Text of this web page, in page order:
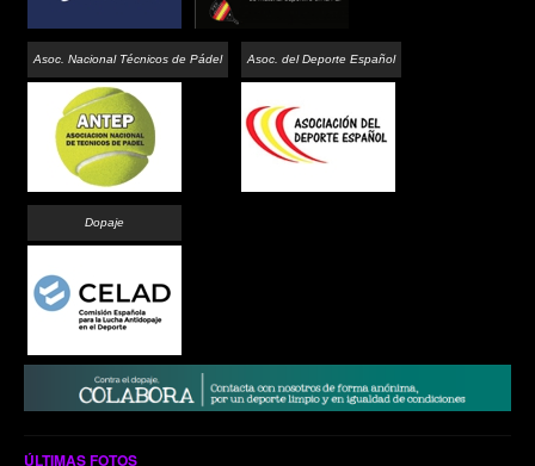
Asoc. Nacional Técnicos de Pádel Asoc. del Deporte Español
Dopaje
ÚLTIMAS FOTOS